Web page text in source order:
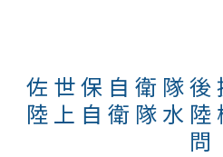
佐世保自衛隊
陸上自衛隊水
問